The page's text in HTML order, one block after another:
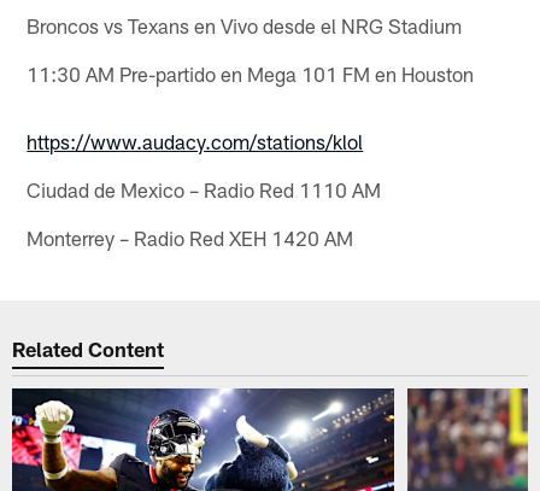
Broncos vs Texans en Vivo desde el NRG Stadium
11:30 AM Pre-partido en Mega 101 FM en Houston
https://www.audacy.com/stations/klol
Ciudad de Mexico – Radio Red 1110 AM
Monterrey – Radio Red XEH 1420 AM
Related Content